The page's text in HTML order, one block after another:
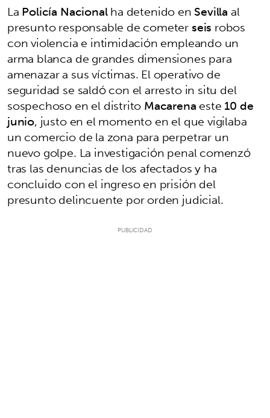
LaPolicía Nacionalha detenido enSevillaal
presunto responsable de cometerseis robos
con violencia e intimidación empleando un
arma blanca de grandes dimensiones para
amenazar a sus víctimas. El operativo de
seguridad se saldó con el arresto in situ del
sospechoso en el distritoMacarenaeste10 de
junio, justo en el momento en el que vigilaba
un comercio de la zona para perpetrar un
nuevo golpe. La investigación penal comenzó
tras las denuncias de los afectados y ha
concluido con el ingreso en prisión del
presunto delincuente por orden judicial.